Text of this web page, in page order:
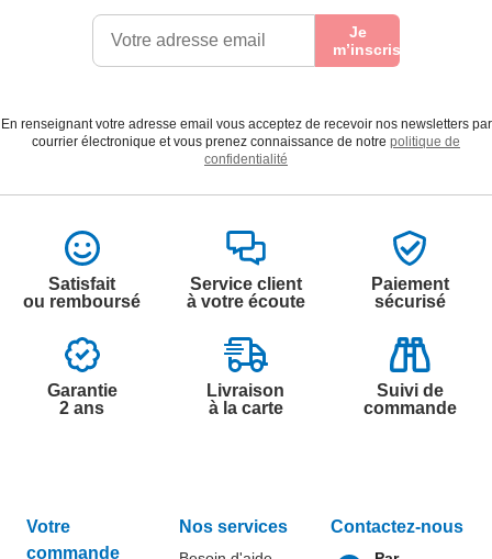
Je
m’inscris
En renseignant votre adresse email vous acceptez de recevoir nos newsletters par
courrier électronique et vous prenez connaissance de notre politique de
confidentialité
Satisfait
ou remboursé
Service client
à votre écoute
Paiement
sécurisé
Garantie
2 ans
Livraison
à la carte
Suivi de
commande
Votre
commande
Nos services Contactez-nous